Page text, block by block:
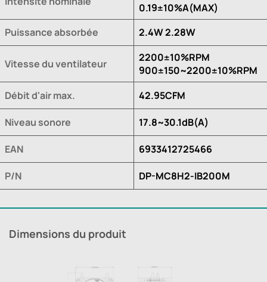
0.19±10%A(MAX)
Puissance absorbée
2.4W 2.28W
Vitesse du ventilateur
2200±10%RPM
900±150~2200±10%RPM
Débit d'air max.
42.95CFM
Niveau sonore 17.8~30.1dB(A)
EAN 6933412725466
P/N DP-MC8H2-IB200M
Dimensions du produit